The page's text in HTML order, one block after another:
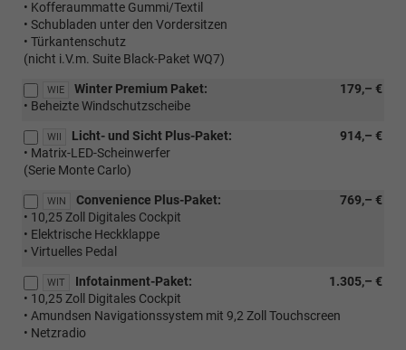
• Kofferaummatte Gummi/Textil
• Schubladen unter den Vordersitzen
• Türkantenschutz
(nicht i.V.m. Suite Black-Paket WQ7)
WIE 179,– €
Winter Premium Paket:
• Beheizte Windschutzscheibe
WII 914,– €
Licht- und Sicht Plus-Paket:
• Matrix-LED-Scheinwerfer
(Serie Monte Carlo)
WIN 769,– €
Convenience Plus-Paket:
• 10,25 Zoll Digitales Cockpit
• Elektrische Heckklappe
• Virtuelles Pedal
WIT 1.305,– €
Infotainment-Paket:
• 10,25 Zoll Digitales Cockpit
• Amundsen Navigationssystem mit 9,2 Zoll Touchscreen
• Netzradio